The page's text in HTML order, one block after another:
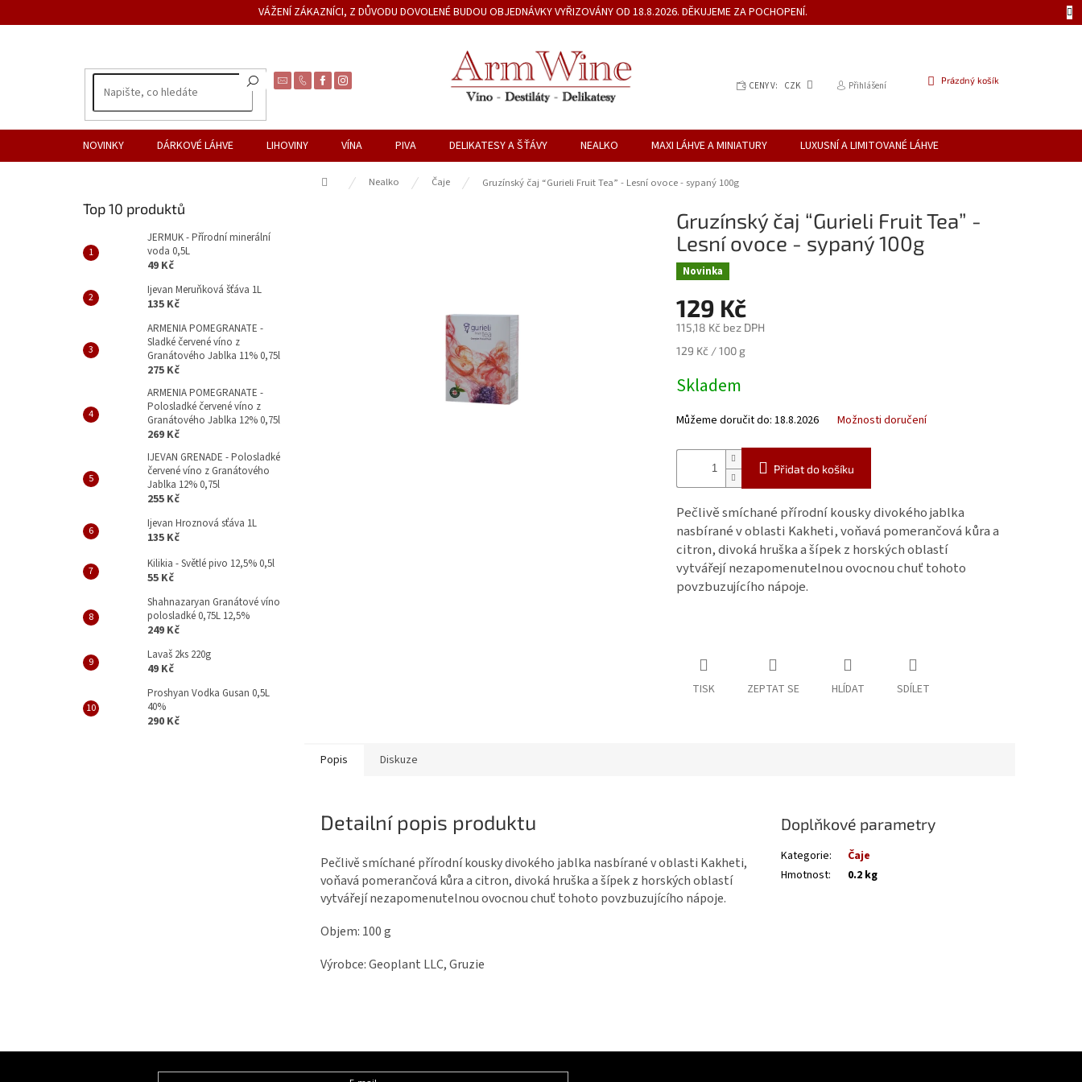
na
VÁŽENÍ ZÁKAZNÍCI, Z DŮVODU DOVOLENÉ BUDOU OBJEDNÁVKY VYŘIZOVÁNY OD 18.8.2026. DĚKUJEME ZA POCHOPENÍ.
CENY V: CZK Přihlášení
NÁKUPNÍ
Prázdný košík
NOVINKY DÁRKOVÉ LÁHVE LIHOVINY VÍNA PIVA DELIKATESY A ŠŤÁVY NEALKO MAXI LÁHVE A MINIATURY LUXUSNÍ A LIMITOVANÉ LÁHVE
Domů Nealko Čaje Gruzínský čaj “Gurieli Fruit Tea” - Lesní ovoce - sypaný 100g
Top 10 produktů
JERMUK - Přírodní minerální
voda 0,5L
49 Kč
Ijevan Meruňková šťáva 1L
135 Kč
ARMENIA POMEGRANATE -
Sladké červené víno z
Granátového Jablka 11% 0,75l
275 Kč
ARMENIA POMEGRANATE -
Polosladké červené víno z
Granátového Jablka 12% 0,75l
269 Kč
IJEVAN GRENADE - Polosladké
červené víno z Granátového
Jablka 12% 0,75l
255 Kč
Ijevan Hroznová sťáva 1L
135 Kč
Kilikia - Světlé pivo 12,5% 0,5l
55 Kč
Shahnazaryan Granátové víno
polosladké 0,75L 12,5%
249 Kč
Lavaš 2ks 220g
49 Kč
Proshyan Vodka Gusan 0,5L
40%
290 Kč
Gruzínský čaj “Gurieli Fruit Tea” -
Lesní ovoce - sypaný 100g
Novinka
129 Kč
115,18 Kč bez DPH
Měrná
129 Kč / 100 g
Skladem
Můžeme doručit do: 18.8.2026 Možnosti doručení
Přidat do košíku
Pečlivě smíchané přírodní kousky divokého jablka
nasbírané v oblasti Kakheti, voňavá pomerančová kůra a
citron, divoká hruška a šípek z horských oblastí
vytvářejí nezapomenutelnou ovocnou chuť tohoto
povzbuzujícího nápoje.
TISK ZEPTAT SE HLÍDAT SDÍLET
Popis Diskuze
Detailní popis produktu
Pečlivě smíchané přírodní kousky divokého jablka nasbírané v oblasti Kakheti,
voňavá pomerančová kůra a citron, divoká hruška a šípek z horských oblastí
vytvářejí nezapomenutelnou ovocnou chuť tohoto povzbuzujícího nápoje.
Objem: 100 g
Výrobce: Geoplant LLC, Gruzie
Doplňkové parametry
Kategorie:
Čaje
Hmotnost: 0.2 kg